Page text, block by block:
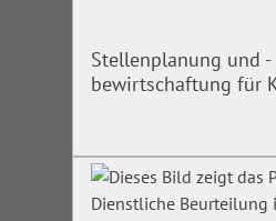
Stellenplanung und -
bewirtschaftung für